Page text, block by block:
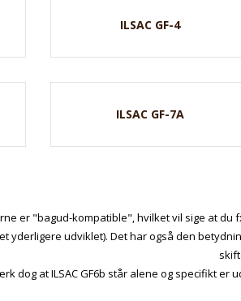
ILSAC GF-4
ILSAC GF-7A
er "bagud-kompatible", hvilket vil sige at du
yderligere udviklet). Det har også den
dog at ILSAC GF6b står alene og specifikt